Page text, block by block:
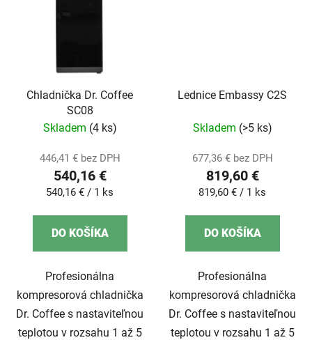
Chladnička Dr. Coffee
SC08
Skladem (4 ks)
446,41 € bez DPH
540,16 €
Jednotková
540,16 € / 1 ks
DO KOŠÍKA
Profesionálna
kompresorová chladnička
Dr. Coffee s nastaviteľnou
teplotou v rozsahu 1 až 5
Lednice Embassy C2S
Skladem (>5 ks)
677,36 € bez DPH
819,60 €
Jednotková
819,60 € / 1 ks
DO KOŠÍKA
Profesionálna
kompresorová chladnička
Dr. Coffee s nastaviteľnou
teplotou v rozsahu 1 až 5